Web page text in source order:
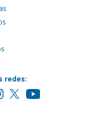
redes: